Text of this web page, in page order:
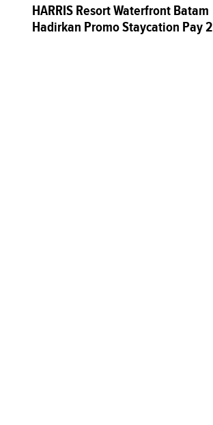
HARRIS Resort Waterfront Batam
Hadirkan Promo Staycation Pay 2